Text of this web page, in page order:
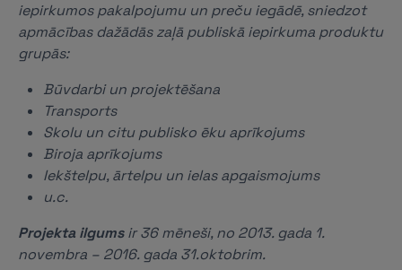
iepirkumos pakalpojumu un preču iegādē, sniedzot
apmācības dažādās zaļā publiskā iepirkuma produktu
grupās:
Būvdarbi un projektēšana
Transports
Skolu un citu publisko ēku aprīkojums
Biroja aprīkojums
Iekštelpu, ārtelpu un ielas apgaismojums
u.c.
Projekta ilgums ir 36 mēneši, no 2013. gada 1.
novembra – 2016. gada 31.oktobrim.